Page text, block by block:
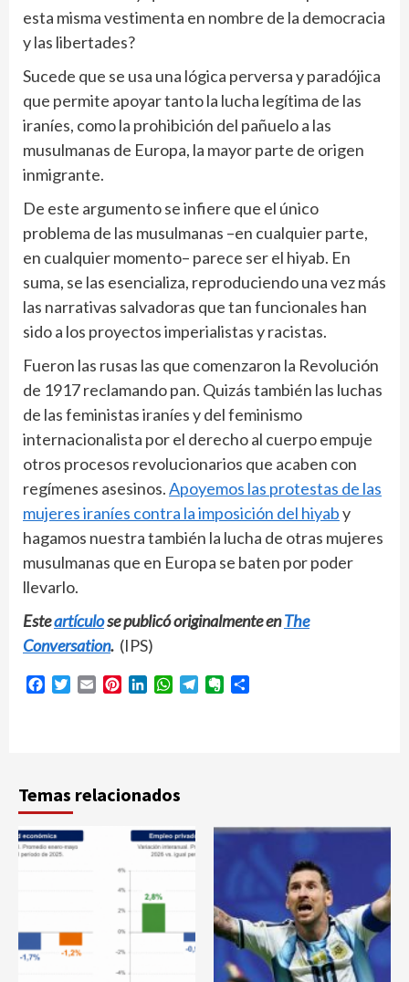
esta misma vestimenta en nombre de la democracia
y las libertades?
Sucede que se usa una lógica perversa y paradójica
que permite apoyar tanto la lucha legítima de las
iraníes, como la prohibición del pañuelo a las
musulmanas de Europa, la mayor parte de origen
inmigrante.
De este argumento se infiere que el único
problema de las musulmanas –en cualquier parte,
en cualquier momento– parece ser el hiyab. En
suma, se las esencializa, reproduciendo una vez más
las narrativas salvadoras que tan funcionales han
sido a los proyectos imperialistas y racistas.
Fueron las rusas las que comenzaron la Revolución
de 1917 reclamando pan. Quizás también las luchas
de las feministas iraníes y del feminismo
internacionalista por el derecho al cuerpo empuje
otros procesos revolucionarios que acaben con
regímenes asesinos.Apoyemos las protestas de las
mujeres iraníes contra la imposición del hiyaby
hagamos nuestra también la lucha de otras mujeres
musulmanas que en Europa se baten por poder
llevarlo.
Esteartículose publicó originalmente enThe
Conversation. (IPS)
Facebook
Twitter
Email PinterestLinkedInWhatsApp
TelegramEvernote
Temas relacionados